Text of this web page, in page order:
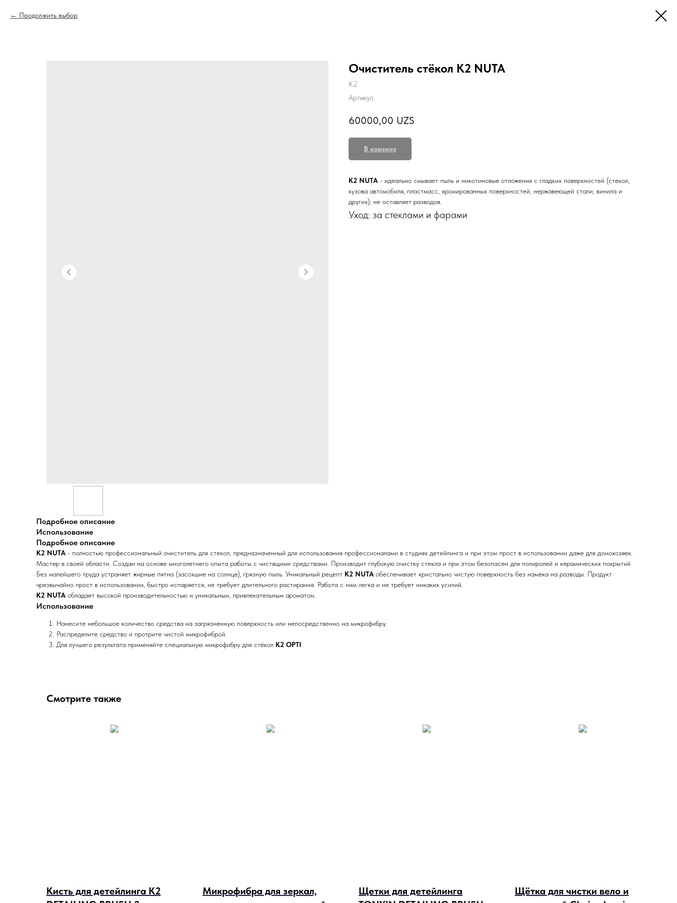
Продолжить выбор
Очиститель стёкол К2 NUTA
K2
Артикул:
60000,00 UZS
В корзину
K2 NUTA - идеально смывает пыль и никотиновые отложения с гладких поверхностей (стекол,
кузова автомобиля, пластмасс, хромированных поверхностей, нержавеющей стали, винила и
других); не оставляет разводов.
Уход: за стеклами и фарами
Подробное описание
Использование
Подробное описание
K2 NUTA - полностью профессиональный очиститель для стекол, предназначенный для использования профессионалами в студиях детейлинга и при этом прост в использовании даже для домохозяек.
Мастер в своей области. Создан на основе многолетнего опыта работы с чистящими средствами. Производит глубокую очистку стекла и при этом безопасен для полиролей и керамических покрытий
Без малейшего труда устраняет жирные пятна (засохшие на солнце), грязную пыль. Уникальный рецепт K2 NUTA обеспечивает кристально чистую поверхность без намёка на разводы. Продукт
чрезвычайно прост в использовании, быстро испаряется, не требует длительного растирания. Работа с ним легка и не требует никаких усилий.
K2 NUTA обладает высокой производительностью и уникальным, привлекательным ароматом.
Использование
Нанесите небольшое количество средства на загрязненную поверхность или непосредственно на микрофибру.
Распределите средство и протрите чистой микрофиброй.
Для лучшего результата применяйте специальную микрофибру для стёкол K2 OPTI
Смотрите также
Кисть для детейлинга K2
Микрофибра для зеркал,
Щетки для детейлинга
Щётка для чистки вело и